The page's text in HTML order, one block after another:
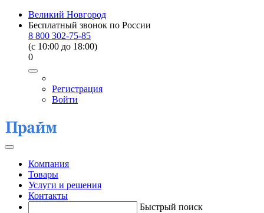
Великий Новгород
Бесплатный звонок по России
8 800 302-75-85
(c 10:00 до 18:00)
0
Регистрация
Войти
Компания
Товары
Услуги и решения
Контакты
Быстрый поиск